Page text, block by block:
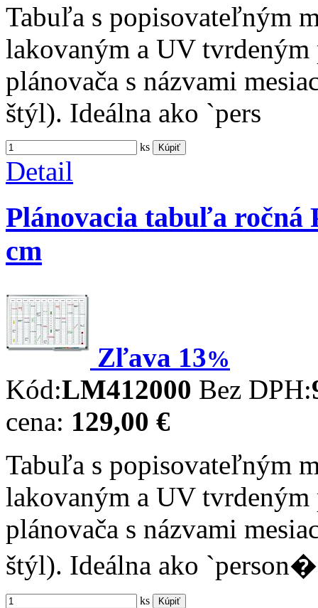
Tabuľa s popisovateľným
lakovaným a UV
plánovača s názvami
štýl). Ideálna ako `pers
ks Kúpiť
Detail
Plánovacia tabuľa
cm
Zľava 13%
Kód:LM412000 Bez DPH:
cena: 129,00 €
Tabuľa s popisovateľným
lakovaným a UV
plánovača s názvami
štýl). Ideálna ako `person�
ks Kúpiť